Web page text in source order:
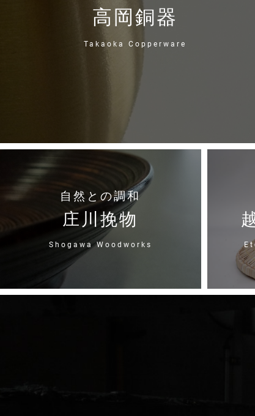
高岡銅器
Takaoka Copperware
自然との調和
庄川挽物
Shogawa Woodworks